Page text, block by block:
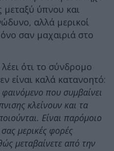
μεταξύ ύπνου και
αλλά μερικοί
σαν μαχαιριά στο
ότι το σύνδρομο
είναι καλά κατανοητό:
φαινόμενο που συμβαίνει
κλείνουν και τα
Είναι παρόμοιο
μερικές φορές
μεταβαίνετε από την